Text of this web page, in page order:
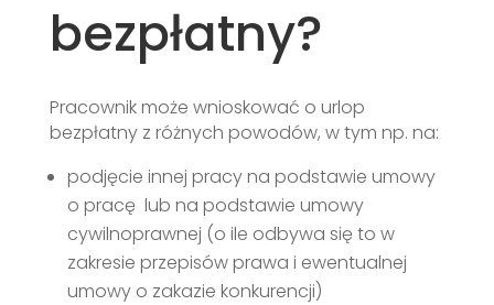
bezpłatny?
Pracownik może wnioskować o urlop
bezpłatny z różnych powodów, w tym np. na:
podjęcie innej pracy na podstawie umowy
o pracę lub na podstawie umowy
cywilnoprawnej (o ile odbywa się to w
zakresie przepisów prawa i ewentualnej
umowy o zakazie konkurencji)